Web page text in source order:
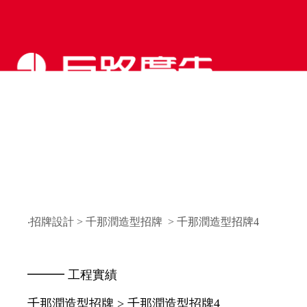
‧招牌設計 >千那潤造型招牌 > 千那潤造型招牌4
━━━ 工程實績
千那潤造型招牌 > 千那潤造型招牌4